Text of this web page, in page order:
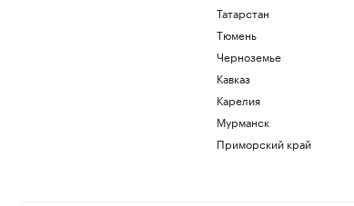
Татарстан
Тюмень
Черноземье
Кавказ
Карелия
Мурманск
Приморский край